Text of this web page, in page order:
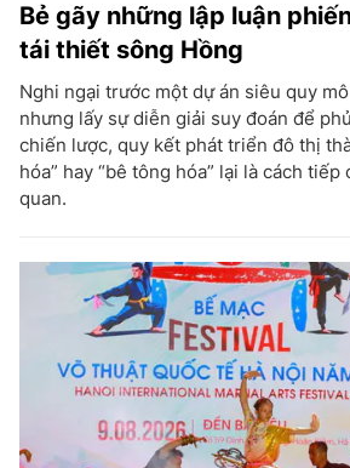
Bẻ gãy những lập luận
tái thiết sông Hồng
Nghi ngại trước một dự án siêu quy
nhưng lấy sự diễn giải suy đoán để
chiến lược, quy kết phát triển đô thị
hóa” hay “bê tông hóa” lại là cách
quan.